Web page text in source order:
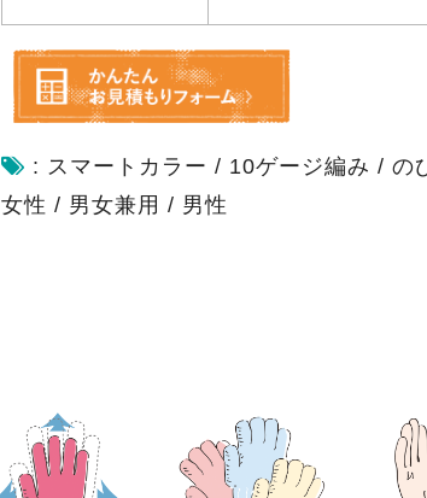
: スマートカラー / 10ゲージ編み / の
女性 / 男女兼用 / 男性